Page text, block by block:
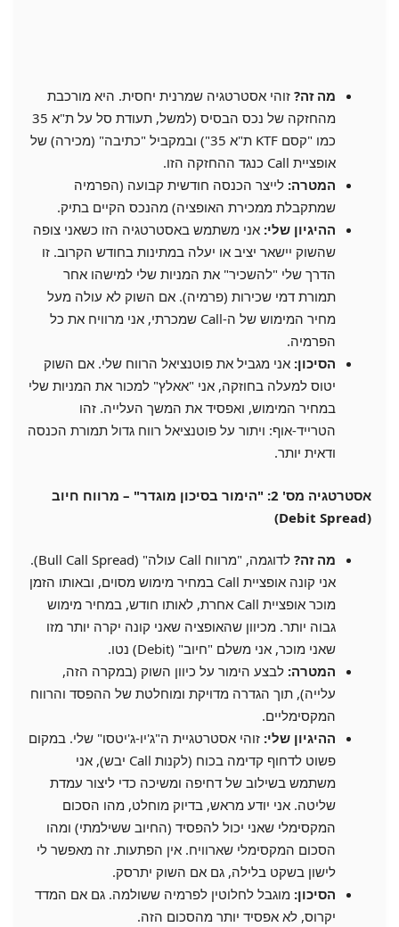
מה זה? זוהי אסטרטגיה שמרנית יחסית. היא מורכבת
מהחזקה של נכס הבסיס (למשל, תעודת סל על ת"א 35
כמו "קסם KTF ת"א 35") ובמקביל "כתיבה" (מכירה) של
אופציית Call כנגד ההחזקה הזו.
המטרה: לייצר הכנסה חודשית קבועה (הפרמיה
שמתקבלת ממכירת האופציה) מהנכס הקיים בתיק.
ההיגיון שלי: אני משתמש באסטרטגיה הזו כשאני צופה
שהשוק יישאר יציב או יעלה במתינות בחודש הקרוב. זו
הדרך שלי "להשכיר" את המניות שלי למישהו אחר
תמורת דמי שכירות (פרמיה). אם השוק לא עולה מעל
מחיר המימוש של ה-Call שמכרתי, אני מרוויח את כל
הפרמיה.
הסיכון: אני מגביל את פוטנציאל הרווח שלי. אם השוק
יטוס למעלה בחוזקה, אני "אאלץ" למכור את המניות שלי
במחיר המימוש, ואפסיד את המשך העלייה. זהו
הטרייד-אוף: ויתור על פוטנציאל רווח גדול תמורת הכנסה
ודאית יותר.
אסטרטגיה מס' 2: "הימור בסיכון מוגדר" – מרווח חיוב
(Debit Spread)
מה זה?
לדוגמה, "מרווח Call עולה" (Bull Call Spread).
אני קונה אופציית Call במחיר מימוש מסוים, ובאותו הזמן
מוכר אופציית Call אחרת, לאותו חודש, במחיר מימוש
גבוה יותר. מכיוון שהאופציה שאני קונה יקרה יותר מזו
שאני מוכר, אני משלם "חיוב" (Debit) נטו.
המטרה: לבצע הימור על כיוון השוק (במקרה הזה,
עלייה), תוך הגדרה מדויקת ומוחלטת של ההפסד והרווח
המקסימליים.
ההיגיון שלי: זוהי אסטרטגיית ה"ג'יו-ג'יטסו" שלי. במקום
פשוט לדחוף קדימה בכוח (לקנות Call יבש), אני
משתמש בשילוב של דחיפה ומשיכה כדי ליצור עמדת
שליטה. אני יודע מראש, בדיוק מוחלט, מהו הסכום
המקסימלי שאני יכול להפסיד (החיוב ששילמתי) ומהו
הסכום המקסימלי שארוויח. אין הפתעות. זה מאפשר לי
לישון בשקט בלילה, גם אם השוק יתרסק.
הסיכון: מוגבל לחלוטין לפרמיה ששולמה. גם אם המדד
יקרוס, לא אפסיד יותר מהסכום הזה.